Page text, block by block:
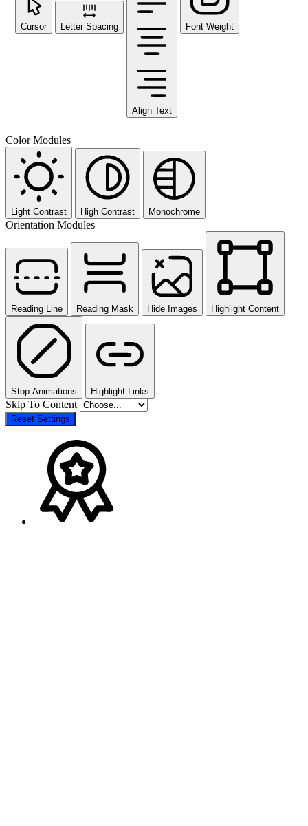
Cursor Letter Spacing
Align Text
Font Weight
Color Modules
Light Contrast High Contrast Monochrome
Orientation Modules
Reading Line Reading Mask Hide Images Highlight Content
Stop Animations Highlight Links
Skip To Content
Reset Settings